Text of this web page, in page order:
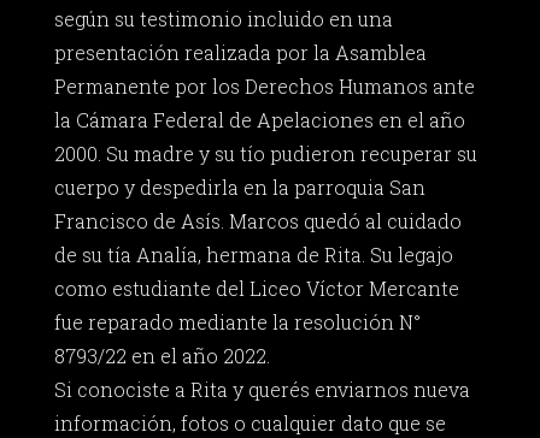
según su testimonio incluido en una
presentación realizada por la Asamblea
Permanente por los Derechos Humanos ante
la Cámara Federal de Apelaciones en el año
2000. Su madre y su tío pudieron recuperar su
cuerpo y despedirla en la parroquia San
Francisco de Asís. Marcos quedó al cuidado
de su tía Analía, hermana de Rita. Su legajo
como estudiante del Liceo Víctor Mercante
fue reparado mediante la resolución N°
8793/22 en el año 2022.
Si conociste a Rita y querés enviarnos nueva
información, fotos o cualquier dato que se